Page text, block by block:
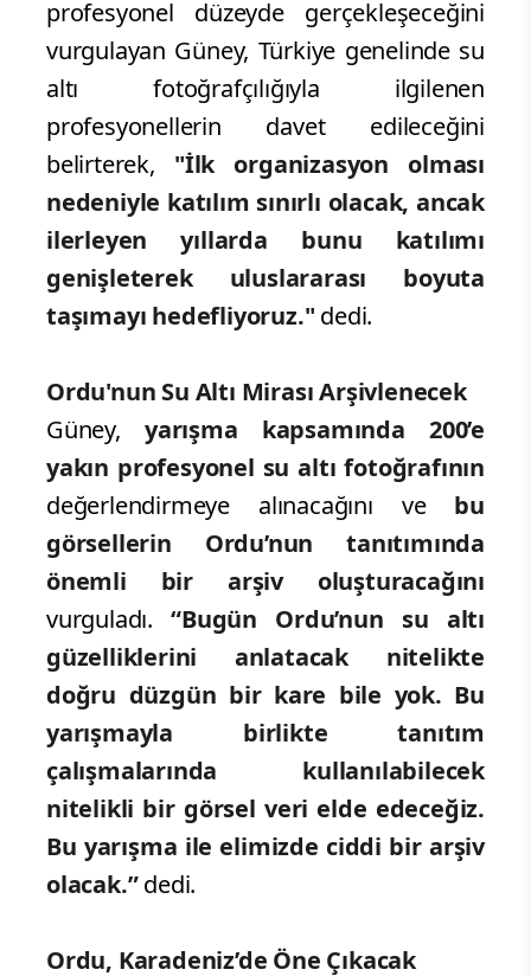
profesyonel su altı fotoğrafçıları ve
belgeselciler davet edilecek. Yarışma,
önümüzdeki yıllarda uluslararası
boyuta taşınarak Karadeniz’in dalış
turizmi potansiyelini dünyaya
tanıtmayı amaçlıyor.Yarışmanın
profesyonel düzeyde gerçekleşeceğini
vurgulayan Güney, Türkiye genelinde su
altı fotoğrafçılığıyla ilgilenen
belirterek,"İlk organizasyon olması
nedeniyle katılım sınırlı olacak, ancak
ilerleyen yıllarda bunu katılımı
genişleterek uluslararası boyuta
taşımayı hedefliyoruz." dedi.
Ordu'nun Su Altı Mirası Arşivlenecek
Güney,yarışma kapsamında 200’e
yakın profesyonel su altı fotoğrafının
değerlendirmeye alınacağını vebu
görsellerin Ordu’nun tanıtımında
önemli bir arşiv oluşturacağını
vurguladı.“Bugün Ordu’nun su altı
güzelliklerini anlatacak nitelikte
yarışmayla birlikte tanıtım